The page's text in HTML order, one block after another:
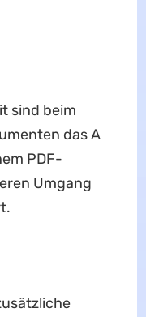
sind beim
das A
PDF-
Umgang